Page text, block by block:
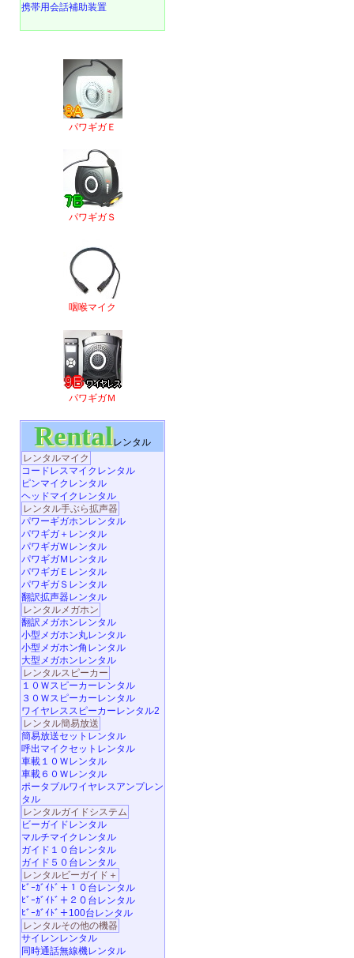
携帯用会話補助装置
パワギガＥ
パワギガＳ
咽喉マイク
パワギガＭ
Rentalレンタル
レンタルマイク
コードレスマイクレンタル
ピンマイクレンタル
ヘッドマイクレンタル
レンタル手ぶら拡声器
パワーギガホンレンタル
パワギガ＋レンタル
パワギガＷレンタル
パワギガＭレンタル
パワギガＥレンタル
パワギガＳレンタル
翻訳拡声器レンタル
レンタルメガホン
翻訳メガホンレンタル
小型メガホン丸レンタル
小型メガホン角レンタル
大型メガホンレンタル
レンタルスピーカー
１０Ｗスピーカーレンタル
３０Ｗスピーカーレンタル
ワイヤレススピーカーレンタル2
レンタル簡易放送
簡易放送セットレンタル
呼出マイクセットレンタル
車載１０Ｗレンタル
車載６０Ｗレンタル
ポータブルワイヤレスアンプレン
タル
レンタルガイドシステム
ビーガイドレンタル
マルチマイクレンタル
ガイド１０台レンタル
ガイド５０台レンタル
レンタルビーガイド＋
ﾋﾞｰｶﾞｲﾄﾞ＋１０台レンタル
ﾋﾞｰｶﾞｲﾄﾞ＋２０台レンタル
ﾋﾞｰｶﾞｲﾄﾞ＋100台レンタル
レンタルその他の機器
サイレンレンタル
同時通話無線機レンタル